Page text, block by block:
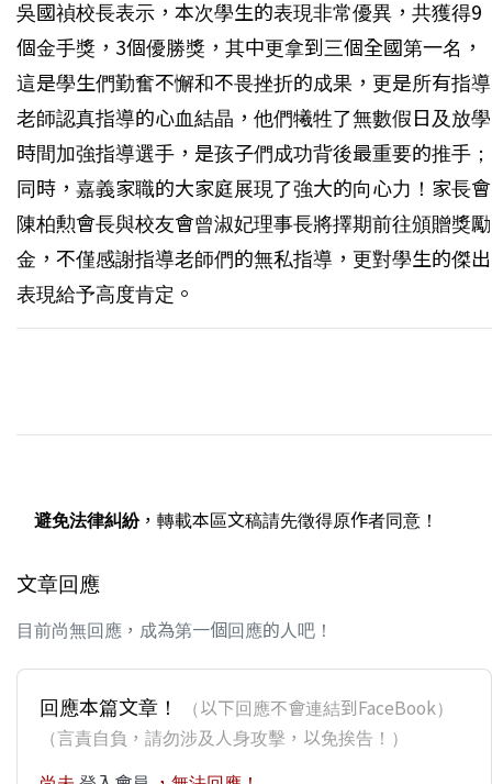
吳國禎校長表示，本次學生的表現非常優異，共獲得9
個金手獎，3個優勝獎，其中更拿到三個全國第一名，
這是學生們勤奮不懈和不畏挫折的成果，更是所有指導
老師認真指導的心血結晶，他們犧牲了無數假日及放學
時間加強指導選手，是孩子們成功背後最重要的推手；
同時，嘉義家職的大家庭展現了強大的向心力！家長會
陳柏勲會長與校友會曾淑妃理事長將擇期前往頒贈獎勵
金，不僅感謝指導老師們的無私指導，更對學生的傑出
表現給予高度肯定。
避免法律糾紛，轉載本區文稿請先徵得原作者同意！
文章回應
目前尚無回應，成為第一個回應的人吧！
回應本篇文章！
（以下回應不會連結到FaceBook）
（言責自負，請勿涉及人身攻擊，以免挨告！）